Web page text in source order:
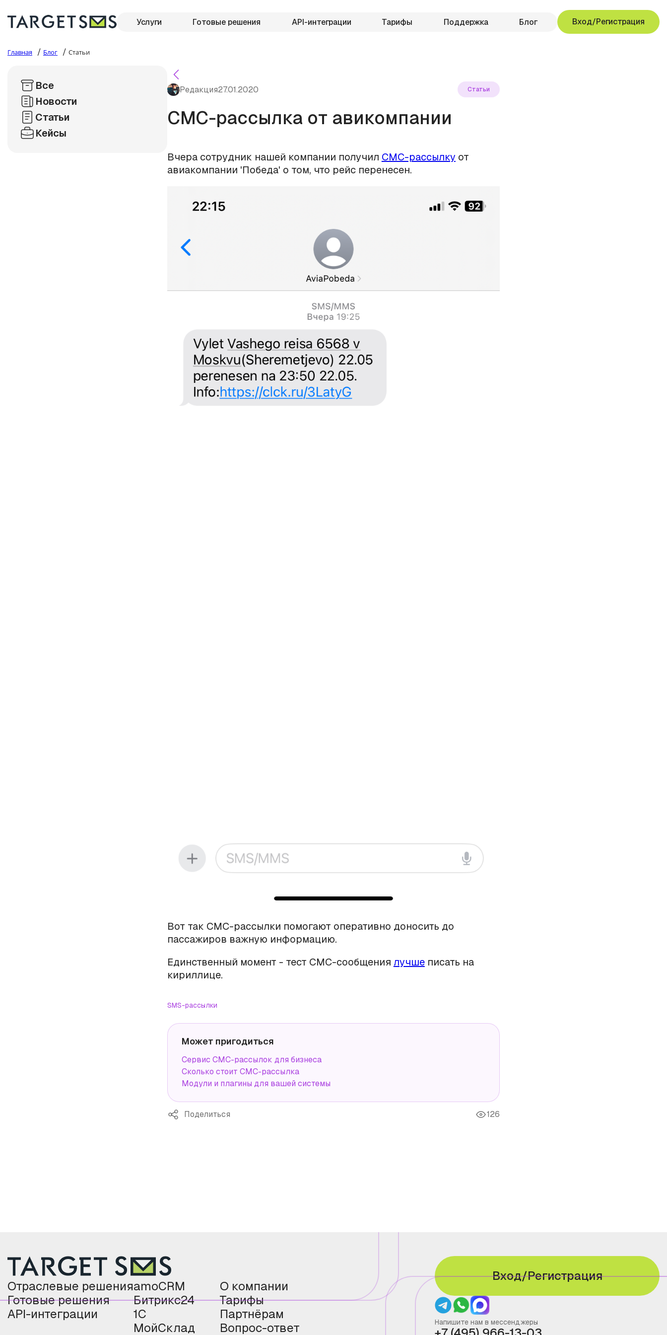
Услуги Готовые решения API-интеграции Тарифы Поддержка Блог Вход/Регистрация
Главная / Блог / Статьи
Все
Новости
Статьи
Кейсы
Редакция27.01.2020 Статьи
СМС-рассылка от авикомпании
Вчера сотрудник нашей компании получил СМС-рассылку от
авиакомпании 'Победа' о том, что рейс перенесен.
Вот так СМС-рассылки помогают оперативно доносить до
пассажиров важную информацию.
Единственный момент - тест СМС-сообщения лучшеписать на
кириллице.
SMS-рассылки
Может пригодиться
Сервис СМС-рассылок для бизнеса
Сколько стоит СМС-рассылка
Модули и плагины для вашей системы
Поделиться 126
Отраслевые решения
Готовые решения
API-интеграции
amoCRM
Битрикс24
1С
МойСклад
О компании
Тарифы
Партнёрам
Вопрос-ответ
Вход/Регистрация
Напишите нам в мессенджеры